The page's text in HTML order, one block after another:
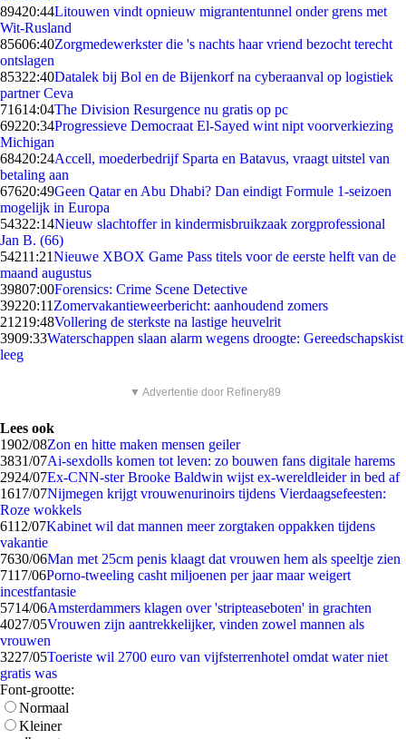
89420:44Litouwen vindt opnieuw migrantentunnel onder grens met
Wit-Rusland
85606:40Zorgmedewerkster die 's nachts haar vriend bezocht terecht
ontslagen
85322:40Datalek bij Bol en de Bijenkorf na cyberaanval op logistiek
partner Ceva
71614:04The Division Resurgence nu gratis op pc
69220:34Progressieve Democraat El-Sayed wint nipt voorverkiezing
Michigan
68420:24Accell, moederbedrijf Sparta en Batavus, vraagt uitstel van
betaling aan
67620:49Geen Qatar en Abu Dhabi? Dan eindigt Formule 1-seizoen
mogelijk in Europa
54322:14Nieuw slachtoffer in kindermisbruikzaak zorgprofessional
Jan B. (66)
54211:21Nieuwe XBOX Game Pass titels voor de eerste helft van de
maand augustus
39807:00Forensics: Crime Scene Detective
39220:11 Zomervakantieweerbericht: aanhoudend zomers
21219:48Vollering de sterkste na lastige heuvelrit
3909:33Waterschappen slaan alarm wegens droogte: Gereedschapskist
leeg
▼ Advertentie door Refinery89
Lees ook
1902/08Zon en hitte maken mensen geiler
3831/07Ai-sexdolls komen tot leven: zo bouwen fans digitale harems
2924/07Ex-CNN-ster Brooke Baldwin wijst ex-wereldleider in bed af
1617/07Nijmegen krijgt vrouwenurinoirs tijdens Vierdaagsefeesten:
Roze wokkels
6112/07Kabinet wil dat mannen meer zorgtaken oppakken tijdens
vakantie
7630/06Man met 25cm penis klaagt dat vrouwen hem als speeltje zien
7117/06Porno-tweeling casht miljoenen per jaar maar weigert
incestfantasie
5714/06Amsterdammers klagen over 'stripteaseboten' in grachten
4027/05Vrouwen zijn aantrekkelijker, vinden zowel mannen als
vrouwen
3227/05Toeriste wil 2700 euro van vijfsterrenhotel omdat water niet
gratis was
Font-grootte:
Normaal
Kleiner